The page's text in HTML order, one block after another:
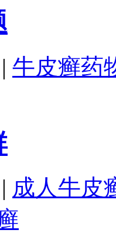
| 牛皮癣药
| 成人牛皮